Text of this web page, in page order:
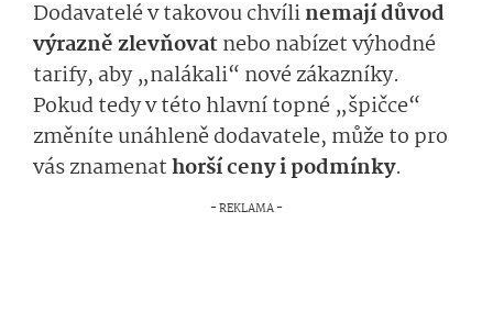
Dodavatelé v takovou chvílinemají důvod
výrazně zlevňovatnebo nabízet výhodné
tarify, aby „nalákali“ nové zákazníky.
Pokud tedy v této hlavní topné „špičce“
změníte unáhleně dodavatele, může to pro
vás znamenathorší ceny i podmínky.